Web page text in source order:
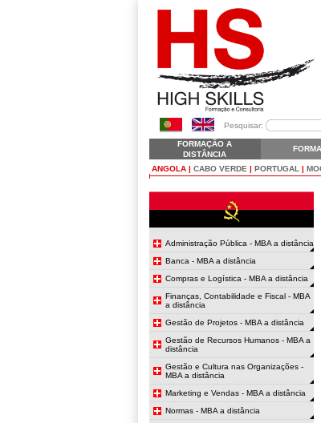
Pesquisar:
FORMAÇÃO A
DISTÂNCIA
ANGOLA | CABO VERDE | PORTUGAL |
Administração Pública - MBA a distância
Banca - MBA a distância
Compras e Logística - MBA a distância
Finanças, Contabilidade e Fiscal - MBA
a distância
Gestão de Projetos - MBA a distância
Gestão de Recursos Humanos - MBA a
distância
Gestão e Cultura nas Organizações -
MBA a distância
Marketing e Vendas - MBA a distância
Normas - MBA a distância